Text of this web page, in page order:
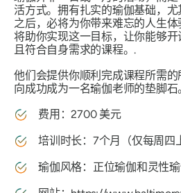
活方式。拥有扎实的瑜伽基础，
之后，必将为你带来难忘的人生
将助你实现这一目标，让你能够
且符合自身需求的课程。.
他们会提供你顺利完成课程所需
向成功成为一名瑜伽老师的垫脚石
费用：2700 美元
培训时长：7个月（仅每周四
瑜伽风格：正位瑜伽和灵性